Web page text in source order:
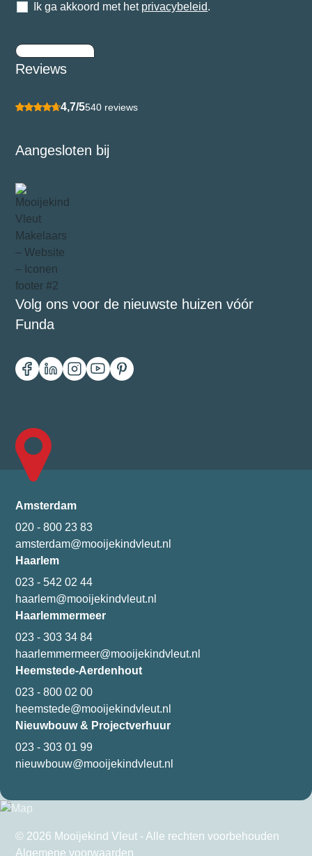
Ik ga akkoord met het privacybeleid.
Reviews
4,7/5540 reviews
Aangesloten bij
Volg ons voor de nieuwste huizen vóór
Funda
Amsterdam
020 - 800 23 83
amsterdam@mooijekindvleut.nl
Haarlem
023 - 542 02 44
haarlem@mooijekindvleut.nl
Haarlemmermeer
023 - 303 34 84
haarlemmermeer@mooijekindvleut.nl
Heemstede-Aerdenhout
023 - 800 02 00
heemstede@mooijekindvleut.nl
Nieuwbouw & Projectverhuur
023 - 303 01 99
nieuwbouw@mooijekindvleut.nl
© 2026 Mooijekind Vleut - Alle rechten voorbehouden
Algemene voorwaarden